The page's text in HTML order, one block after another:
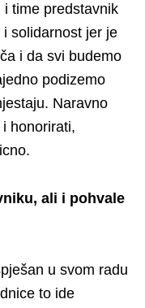
time predstavnik
solidarnost jer je
i da svi budemo
podizemo
Naravno
honorirati,
ali i pohvale
u svom radu
to ide